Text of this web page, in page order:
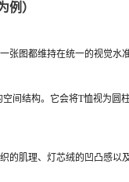
例）
张图都维持在统一的视觉水准
间结构。它会将T恤视为圆
的肌理、灯芯绒的凹凸感